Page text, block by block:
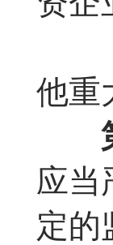
（
他重
应当
定的